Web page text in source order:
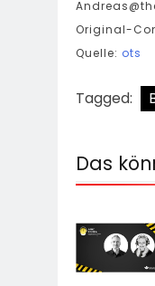
Original-
Quelle: ots
Tagged:
Das